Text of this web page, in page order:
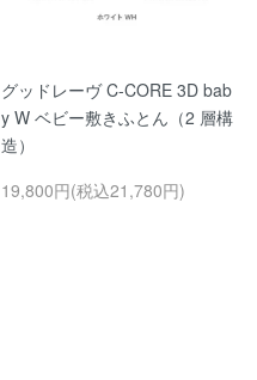
グッドレーヴ C-CORE 3D bab
y W ベビー敷きふとん（2 層構
造）
19,800円(税込21,780円)